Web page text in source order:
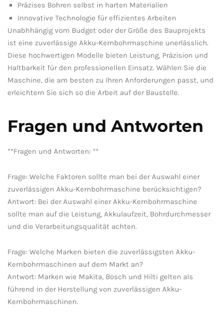
Präzises Bohren ⁣selbst in harten Materialien
Innovative⁣ Technologie für ​effizientes Arbeiten
Unabhhängig vom Budget oder ⁤der ⁤Größe des Bauprojekts
ist eine​ zuverlässige ​Akku-Kernbohrmaschine unerlässlich.
Diese‌ hochwertigen Modelle bieten Leistung, Präzision und⁣
Haltbarkeit für den professionellen Einsatz. Wählen ⁤Sie ‌die
Maschine,‍ die am besten⁤ zu Ihren ⁢Anforderungen‌ passt, und
erleichtern ⁢Sie sich so die Arbeit auf⁣ der‌ Baustelle.
Fragen und⁤ Antworten
**Fragen​ und Antworten: **
Frage: Welche Faktoren ‌sollte man bei der Auswahl einer
zuverlässigen Akku-Kernbohrmaschine ⁢berücksichtigen?
Antwort:⁣ Bei der Auswahl einer Akku-Kernbohrmaschine
⁣sollte ⁤man auf ​die Leistung, Akkulaufzeit, Bohrdurchmesser
und die ⁤Verarbeitungsqualität achten.
Frage: ⁤Welche Marken bieten die zuverlässigsten Akku-
Kernbohrmaschinen ‌auf dem⁣ Markt ‌an?
Antwort: Marken wie Makita,⁣ Bosch ‌und⁤ Hilti ⁢gelten als‍
führend⁣ in der Herstellung ​von zuverlässigen Akku-
Kernbohrmaschinen.